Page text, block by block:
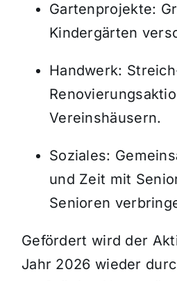
Gartenprojekte:
Kindergärten
Handwerk:
Vereinshäusern.
Soziales:
und Zeit mit
Senioren
Gefördert wird der
Jahr 2026 wieder